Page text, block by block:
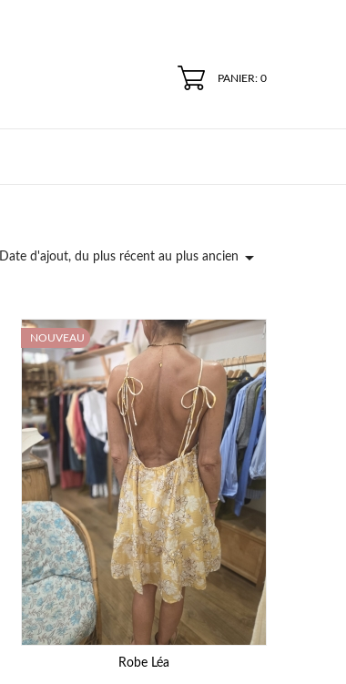
PANIER: 0
Date d'ajout, du plus récent au plus ancien 
Robe Léa
NOUVEAU